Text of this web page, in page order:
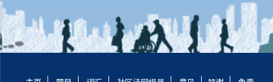
1. 刑事毁坏（《刑事罪行条例》第60条）
2. 纵火（《刑事罪行条例》第60(3)条）
3. 威胁会摧毁或损坏财产（《刑事罪行条例》第61条）
5. 强行进入（《公安条例》第23条）